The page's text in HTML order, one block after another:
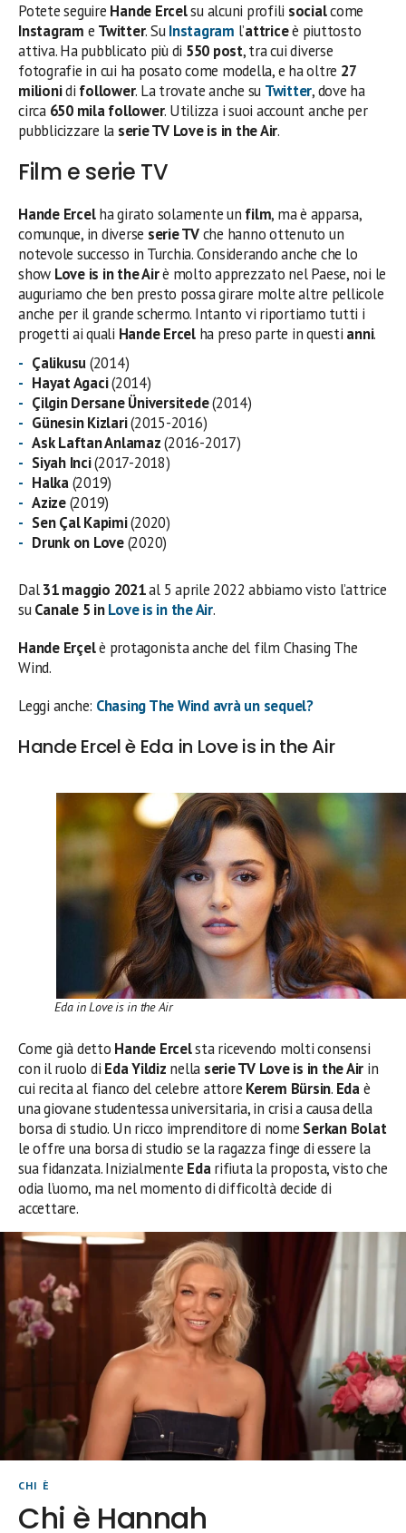
Potete seguire Hande Ercelsu alcuni profili socialcome
Instagram e Twitter. SuInstagram l’attriceè piuttosto
attiva. Ha pubblicato più di 550 post, tra cui diverse
fotografie in cui ha posato come modella, e ha oltre 27
milionidi follower. La trovate anche su Twitter, dove ha
circa 650 mila follower. Utilizza i suoi account anche per
pubblicizzare la serie TV Love is in the Air.
Film e serie TV
Hande Ercelha girato solamente un film, ma è apparsa,
comunque, in diverse serie TVche hanno ottenuto un
notevole successo in Turchia. Considerando anche che lo
show Love is in the Airè molto apprezzato nel Paese, noi le
auguriamo che ben presto possa girare molte altre pellicole
anche per il grande schermo. Intanto vi riportiamo tutti i
progetti ai quali Hande Ercelha preso parte in questi anni.
Çalikusu(2014)
Hayat Agaci(2014)
Çilgin Dersane Üniversitede(2014)
Günesin Kizlari(2015-2016)
Ask Laftan Anlamaz(2016-2017)
Siyah Inci(2017-2018)
Halka(2019)
Azize(2019)
Sen Çal Kapimi(2020)
Drunk on Love(2020)
Dal31 maggio 2021al 5 aprile 2022 abbiamo visto l’attrice
suCanale 5 inLove is in the Air.
Hande Erçelè protagonista anche del film Chasing The
Wind.
Leggi anche: Chasing The Wind avrà un sequel?
Hande Ercel è Eda in Love is in the Air
Eda in Love is in the Air
Come già detto Hande Ercelsta ricevendo molti consensi
con il ruolo di Eda Yildiz nella serie TV Love is in the Air in
cui recita al fianco del celebre attore Kerem Bürsin. Edaè
una giovane studentessa universitaria, in crisi a causa della
borsa di studio. Un ricco imprenditore di nome Serkan Bolat
le offre una borsa di studio se la ragazza finge di essere la
sua fidanzata. Inizialmente Edarifiuta la proposta, visto che
odia l’uomo, ma nel momento di difficoltà decide di
accettare.
CHI È
Chi è Hannah